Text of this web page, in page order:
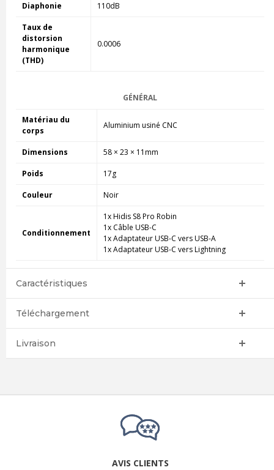
Diaphonie 110dB
Taux de
distorsion
harmonique
(THD)
0.0006
GÉNÉRAL
Matériau du
corps
Aluminium usiné CNC
Dimensions 58 × 23 × 11mm
Poids 17g
Couleur Noir
Conditionnement
1x Hidis S8 Pro Robin
1x Câble USB-C
1x Adaptateur USB-C vers USB-A
1x Adaptateur USB-C vers Lightning
Caractéristiques
Téléchargement
Livraison
AVIS CLIENTS